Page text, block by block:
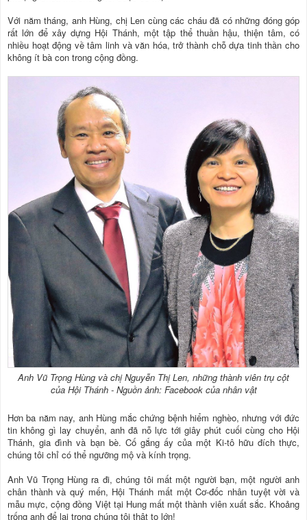
Với năm tháng, anh Hùng, chị Len cùng các cháu đã có những đóng góp
rất lớn để xây dựng Hội Thánh, một tập thể thuần hậu, thiện tâm, có
nhiều hoạt động về tâm linh và văn hóa, trở thành chỗ dựa tinh thần cho
không ít bà con trong cộng đồng.
Anh Vũ Trọng Hùng và chị Nguyễn Thị Len, những thành viên trụ cột
của Hội Thánh - Nguồn ảnh: Facebook của nhân vật
Hơn ba năm nay, anh Hùng mắc chứng bệnh hiểm nghèo, nhưng với đức
tin không gì lay chuyển, anh đã nỗ lực tới giây phút cuối cùng cho Hội
Thánh, gia đình và bạn bè. Cố gắng ấy của một Ki-tô hữu đích thực,
chúng tôi chỉ có thể ngưỡng mộ và kính trọng.
Anh Vũ Trọng Hùng ra đi, chúng tôi mất một người bạn, một người anh
chân thành và quý mến, Hội Thánh mất một Cơ-đốc nhân tuyệt vời và
mẫu mực, cộng đồng Việt tại Hung mất một thành viên xuất sắc. Khoảng
trống anh để lại trong chúng tôi thật to lớn!